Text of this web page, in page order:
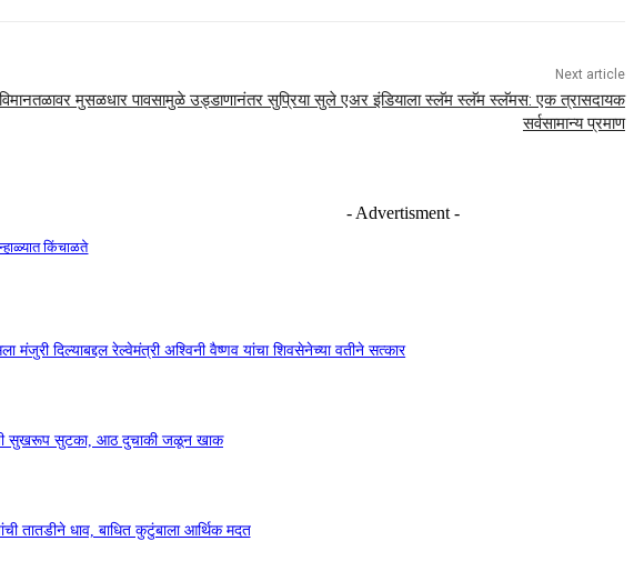
Next article
विमानतळावर मुसळधार पावसामुळे उड्डाणानंतर सुप्रिया सुले एअर इंडियाला स्लॅम स्लॅम स्लॅमस: एक त्रासदायक
सर्वसामान्य प्रमाण
किंचाळते
- Advertisment -
मंजुरी दिल्याबद्दल रेल्वेमंत्री अश्विनी वैष्णव यांचा शिवसेनेच्या वतीने सत्कार
सुखरूप सुटका, आठ दुचाकी जळून खाक
तातडीने धाव, बाधित कुटुंबाला आर्थिक मदत